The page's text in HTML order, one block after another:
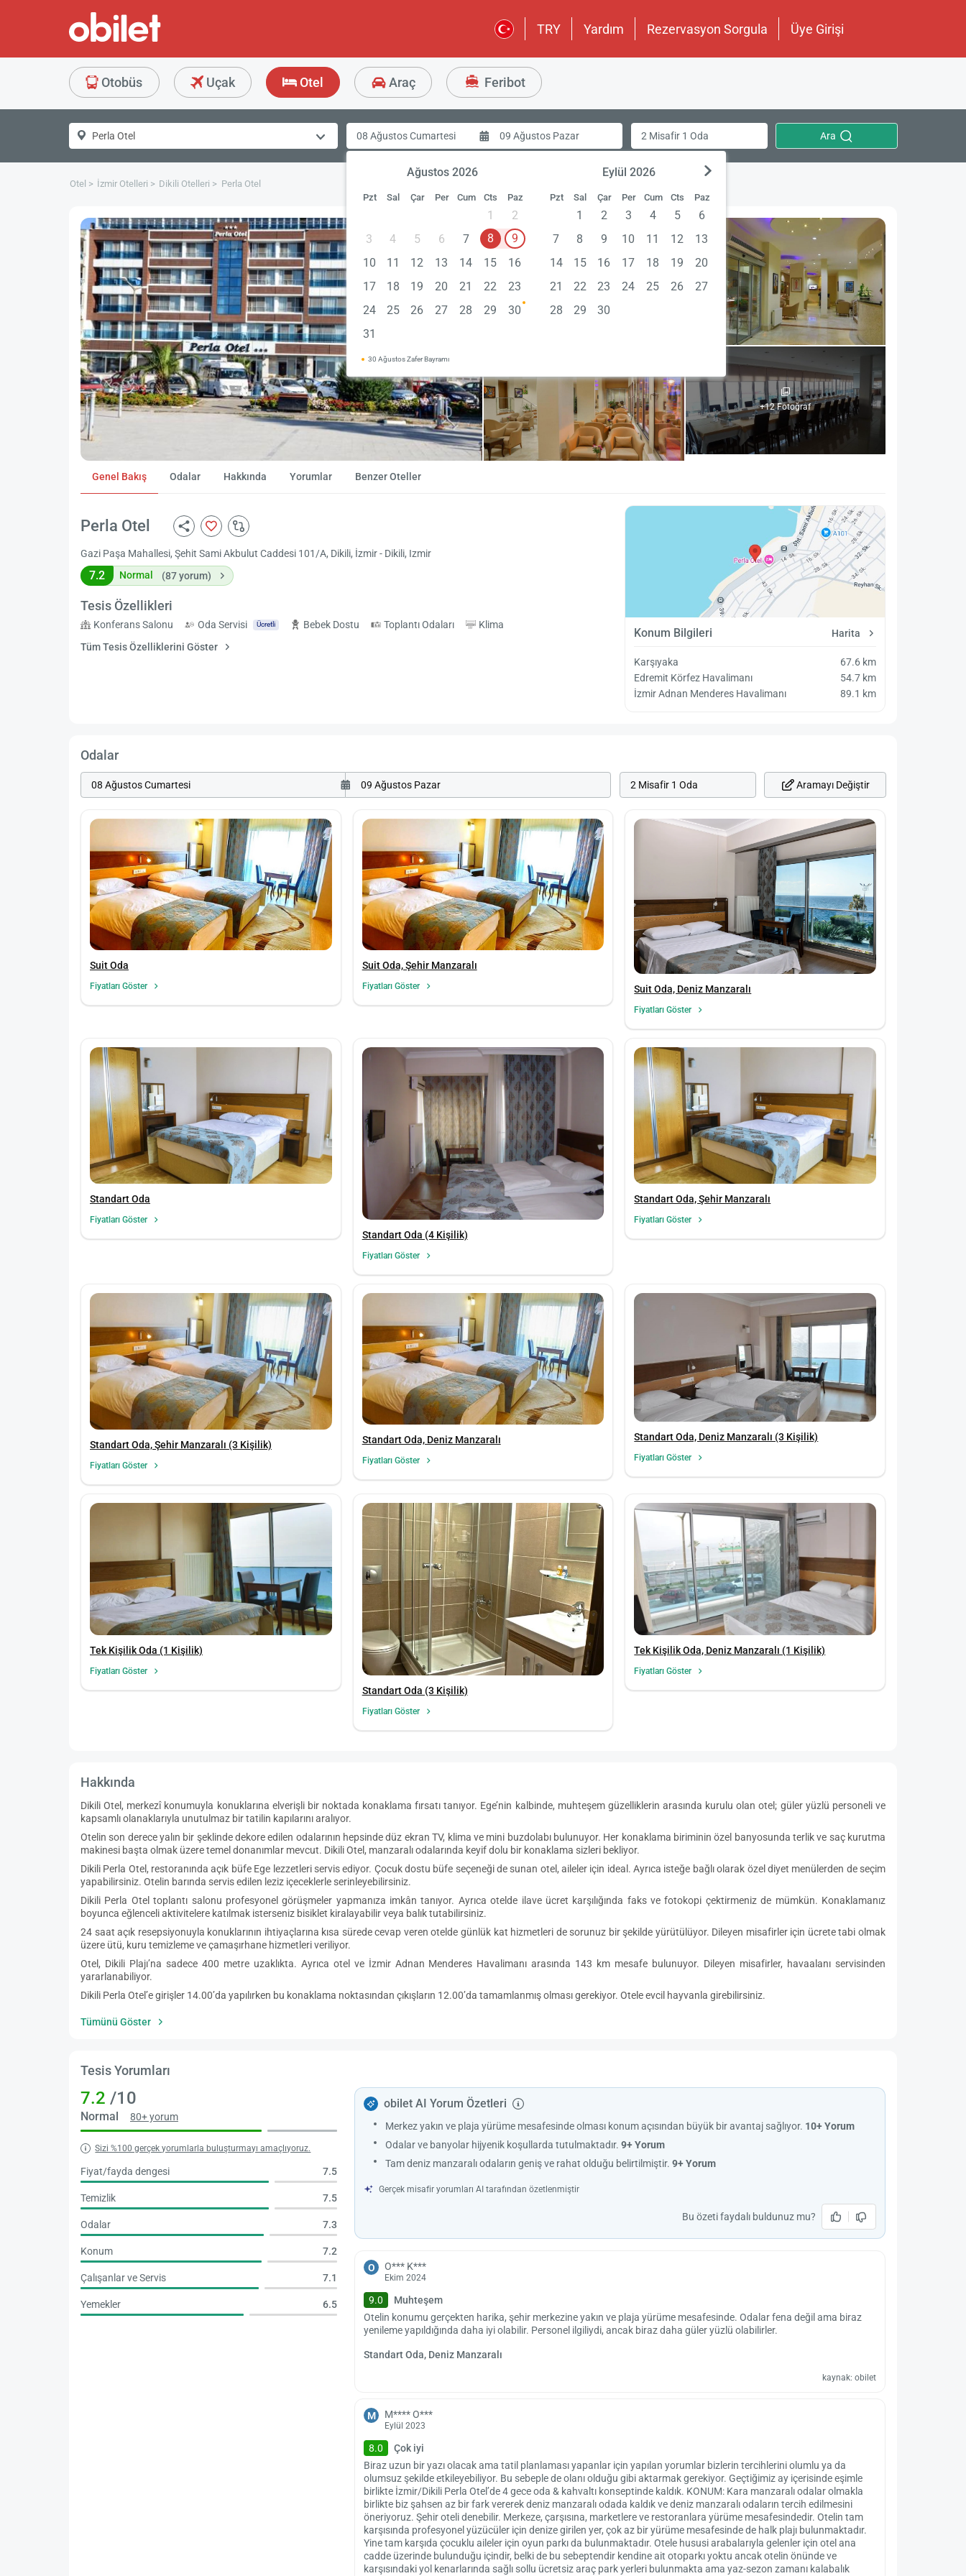
TRY Yardım Rezervasyon Sorgula Üye Girişi
Otobüs Uçak Otel Araç Feribot
Ağustos 2026
Pzt Sal Çar Per Cum Cts Paz
1
2
3
4 5 6 7 8
9
10
11 12 13 14 15
16
17
18 19 20 21 22
23
24
25 26 27 28 29
30
31
Eylül 2026
Pzt Sal Çar Per Cum Cts Paz
1 2 3 4 5
6
7
8 9 10 11 12
13
14
15 16 17 18 19
20
21
22 23 24 25 26
27
28
29 30
30 Ağustos Zafer Bayramı
2 Misafir 1 Oda Ara
Otel İzmir Otelleri Dikili Otelleri Perla Otel
+12 Fotoğraf
Genel Bakış Odalar Hakkında Yorumlar Benzer Oteller
Perla Otel
Gazi Paşa Mahallesi, Şehit Sami Akbulut Caddesi 101/A, Dikili, İzmir - Dikili, Izmir
7.2 Normal (87 yorum)
Tesis Özellikleri
Konferans Salonu Oda Servisi Ücretli Bebek Dostu Toplantı Odaları
Klima
Tüm Tesis Özelliklerini Göster
Konum Bilgileri Harita
Karşıyaka
67.6 km
Edremit Körfez Havalimanı
54.7 km
İzmir Adnan Menderes Havalimanı
89.1 km
Odalar
2 Misafir 1 Oda Aramayı Değiştir
Suit Oda
Fiyatları Göster
Suit Oda, Şehir Manzaralı
Fiyatları Göster Suit Oda, Deniz Manzaralı
Fiyatları Göster
Standart Oda
Fiyatları Göster
Standart Oda (4 Kişilik)
Fiyatları Göster
Standart Oda, Şehir Manzaralı
Fiyatları Göster
Standart Oda, Şehir Manzaralı (3 Kişilik)
Fiyatları Göster
Standart Oda, Deniz Manzaralı
Fiyatları Göster
Standart Oda, Deniz Manzaralı (3 Kişilik)
Fiyatları Göster
Tek Kişilik Oda (1 Kişilik)
Fiyatları Göster
Standart Oda (3 Kişilik)
Fiyatları Göster
Tek Kişilik Oda, Deniz Manzaralı (1 Kişilik)
Fiyatları Göster
Hakkında
Dikili Otel, merkezî konumuyla konuklarına elverişli bir noktada konaklama fırsatı tanıyor. Ege’nin kalbinde, muhteşem güzelliklerin arasında kurulu olan otel; güler yüzlü personeli ve
kapsamlı olanaklarıyla unutulmaz bir tatilin kapılarını aralıyor.
Otelin son derece yalın bir şeklinde dekore edilen odalarının hepsinde düz ekran TV, klima ve mini buzdolabı bulunuyor. Her konaklama biriminin özel banyosunda terlik ve saç kurutma
makinesi başta olmak üzere temel donanımlar mevcut. Dikili Otel, manzaralı odalarında keyif dolu bir konaklama sizleri bekliyor.
Dikili Perla Otel, restoranında açık büfe Ege lezzetleri servis ediyor. Çocuk dostu büfe seçeneği de sunan otel, aileler için ideal. Ayrıca isteğe bağlı olarak özel diyet menülerden de seçim
yapabilirsiniz. Otelin barında servis edilen leziz içeceklerle serinleyebilirsiniz.
Dikili Perla Otel toplantı salonu profesyonel görüşmeler yapmanıza imkân tanıyor. Ayrıca otelde ilave ücret karşılığında faks ve fotokopi çektirmeniz de mümkün. Konaklamanız
boyunca eğlenceli aktivitelere katılmak isterseniz bisiklet kiralayabilir veya balık tutabilirsiniz.
24 saat açık resepsiyonuyla konuklarının ihtiyaçlarına kısa sürede cevap veren otelde günlük kat hizmetleri de sorunuz bir şekilde yürütülüyor. Dileyen misafirler için ücrete tabi olmak
üzere ütü, kuru temizleme ve çamaşırhane hizmetleri veriliyor.
Otel, Dikili Plajı’na sadece 400 metre uzaklıkta. Ayrıca otel ve İzmir Adnan Menderes Havalimanı arasında 143 km mesafe bulunuyor. Dileyen misafirler, havaalanı servisinden
yararlanabiliyor.
Dikili Perla Otel’e girişler 14.00’da yapılırken bu konaklama noktasından çıkışların 12.00’da tamamlanmış olması gerekiyor. Otele evcil hayvanla girebilirsiniz.
Tümünü Göster
Tesis Yorumları
7.2 /10
Normal 80+ yorum
Sizi %100 gerçek yorumlarla buluşturmayı amaçlıyoruz.
Fiyat/fayda dengesi 7.5
Temizlik 7.5
Odalar 7.3
Konum 7.2
Çalışanlar ve Servis 7.1
Yemekler 6.5
obilet AI Yorum Özetleri
Merkez yakın ve plaja yürüme mesafesinde olması konum açısından büyük bir avantaj sağlıyor. 10+ Yorum
Odalar ve banyolar hijyenik koşullarda tutulmaktadır.9+ Yorum
Tam deniz manzaralı odaların geniş ve rahat olduğu belirtilmiştir.9+ Yorum
Gerçek misafir yorumları AI tarafından özetlenmiştir
Bu özeti faydalı buldunuz mu?
O O*** K***
Ekim 2024
9.0
Muhteşem
Otelin konumu gerçekten harika, şehir merkezine yakın ve plaja yürüme mesafesinde. Odalar fena değil ama biraz
yenileme yapıldığında daha iyi olabilir. Personel ilgiliydi, ancak biraz daha güler yüzlü olabilirler.
Standart Oda, Deniz Manzaralı
kaynak: obilet
M M**** O***
Eylül 2023
8.0
Çok iyi
Biraz uzun bir yazı olacak ama tatil planlaması yapanlar için yapılan yorumlar bizlerin tercihlerini olumlu ya da
olumsuz şekilde etkileyebiliyor. Bu sebeple de olanı olduğu gibi aktarmak gerekiyor. Geçtiğimiz ay içerisinde eşimle
birlikte İzmir/Dikili Perla Otel’de 4 gece oda & kahvaltı konseptinde kaldık. KONUM: Kara manzaralı odalar olmakla
birlikte biz şahsen az bir fark vererek deniz manzaralı odada kaldık ve deniz manzaralı odaların tercih edilmesini
öneriyoruz. Şehir oteli denebilir. Merkeze, çarşısına, marketlere ve restoranlara yürüme mesafesindedir. Otelin tam
karşısında profesyonel yüzücüler için denize girilen yer, çok az bir yürüme mesafesinde de halk plajı bulunmaktadır.
Yine tam karşıda çocuklu aileler için oyun parkı da bulunmaktadır. Otele hususi arabalarıyla gelenler için otel ana
cadde üzerinde bulunduğu içindir, belki de bu sebeptendir kendine ait otoparkı yoktu ancak otelin önünde ve
karşısındaki yol kenarlarında sağlı sollu ücretsiz araç park yerleri bulunmakta ama yaz-sezon zamanı kalabalık